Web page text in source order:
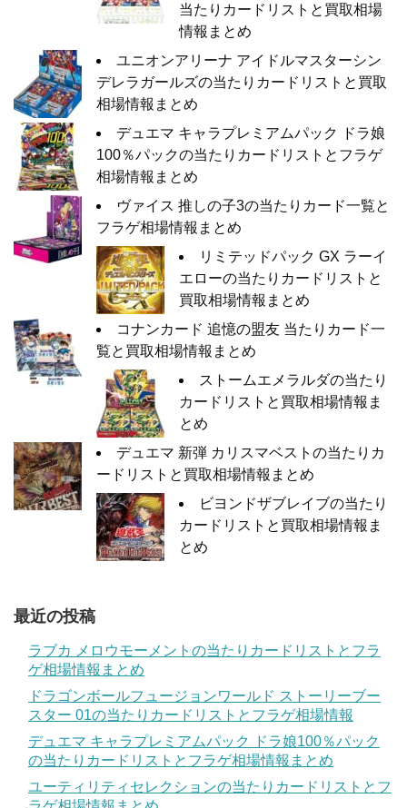
当たりカードリストと買取相場
情報まとめ
ユニオンアリーナ アイドルマスターシン
デレラガールズの当たりカードリストと買取
相場情報まとめ
デュエマ キャラプレミアムパック ドラ娘
100％パックの当たりカードリストとフラゲ
相場情報まとめ
ヴァイス 推しの子3の当たりカード一覧と
フラゲ相場情報まとめ
リミテッドパック GX ラーイ
エローの当たりカードリストと
買取相場情報まとめ
コナンカード 追憶の盟友 当たりカード一
覧と買取相場情報まとめ
ストームエメラルダの当たり
カードリストと買取相場情報ま
とめ
デュエマ 新弾 カリスマベストの当たりカ
ードリストと買取相場情報まとめ
ビヨンドザブレイブの当たり
カードリストと買取相場情報ま
とめ
最近の投稿
ラブカ メロウモーメントの当たりカードリストとフラ
ゲ相場情報まとめ
ドラゴンボールフュージョンワールド ストーリーブー
スター 01の当たりカードリストとフラゲ相場情報
デュエマ キャラプレミアムパック ドラ娘100％パック
の当たりカードリストとフラゲ相場情報まとめ
ユーティリティセレクションの当たりカードリストとフ